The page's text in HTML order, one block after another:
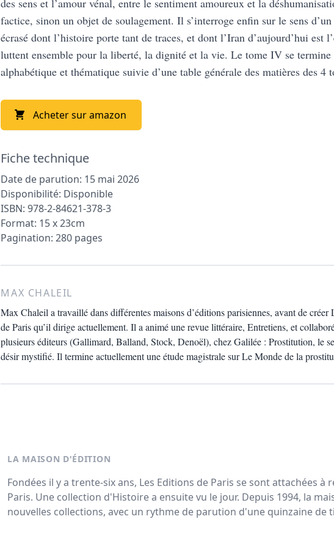
des sens et l’amour vénal, entre le sentiment amoureux et la
factice, sinon un objet de soulagement. Il s’interroge enfin sur le sens
écrasé dont l’histoire porte tant de traces, et dont l’Iran d’aujourd’hui est
luttent ensemble pour la liberté, la dignité et la vie. Le tome IV se
alphabétique et thématique suivie d’une table générale des matières des 4
Acheter sur amazon
Fiche technique
Date de parution: 15 mai 2026
Disponibilité: Disponible
ISBN: 978-2-84621-378-3
Format: 15 x 23cm
Pagination: 280 pages
MAX CHALEIL
Max Chaleil a travaillé dans différentes maisons d’éditions parisiennes, avant de
de Paris qu’il dirige actuellement. Il a animé une revue littéraire, Entretiens, et
plusieurs éditeurs (Gallimard, Balland, Stock, Denoël), chez Galilée : Prostitution, le
désir mystifié. Il termine actuellement une étude magistrale sur Le Monde de la
LA MAISON D'ÉDITION
Fondées il y a trente-six ans, Les Editions de Paris se sont attachées
Paris. Une collection d'Histoire a ensuite vu le jour. Depuis 1994, la
nouvelles collections, avec un rythme de parution d'une quinzaine de